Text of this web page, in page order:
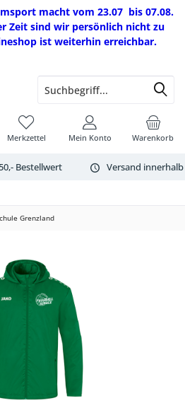
macht vom 23.07 bis 07.08.
Zeit sind wir persönlich nicht zu
ist weiterhin erreichbar.
Bestellwert Versand
Warenkorb
Merkzettel Mein Konto
Grenzland